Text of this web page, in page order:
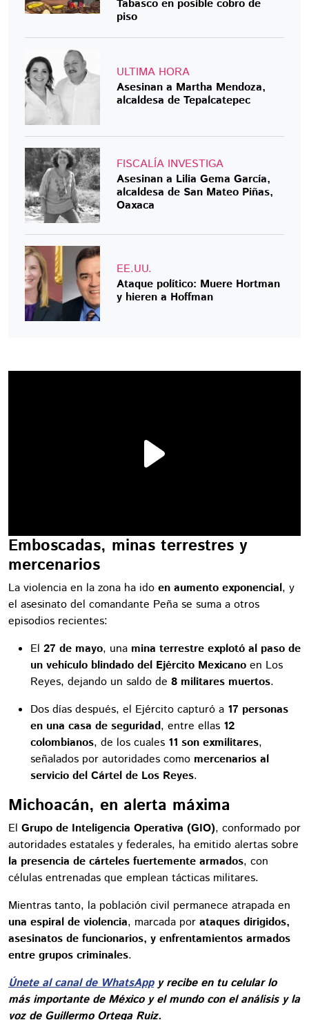
Tabasco en posible cobro de
piso
ULTIMA HORA
Asesinan a Martha Mendoza,
alcaldesa de Tepalcatepec
FISCALÍA INVESTIGA
Asesinan a Lilia Gema García,
alcaldesa de San Mateo Piñas,
Oaxaca
EE.UU.
Ataque político: Muere Hortman
y hieren a Hoffman
Emboscadas, minas terrestres y
mercenarios
La violencia en la zona ha ido en aumento exponencial, y
el asesinato del comandante Peña se suma a otros
episodios recientes:
El 27 de mayo, una mina terrestre explotó al paso de
un vehículo blindado del Ejército Mexicano en Los
Reyes, dejando un saldo de 8 militares muertos.
Dos días después, el Ejército capturó a 17 personas
en una casa de seguridad, entre ellas 12
colombianos, de los cuales 11 son exmilitares,
señalados por autoridades como mercenarios al
servicio del Cártel de Los Reyes.
Michoacán, en alerta máxima
El Grupo de Inteligencia Operativa (GIO), conformado por
autoridades estatales y federales, ha emitido alertas sobre
la presencia de cárteles fuertemente armados, con
células entrenadas que emplean tácticas militares.
Mientras tanto, la población civil permanece atrapada en
una espiral de violencia, marcada por ataques dirigidos,
asesinatos de funcionarios, y enfrentamientos armados
entre grupos criminales.
Únete al canal de WhatsAppy recibe en tu celular lo
más importante de México y el mundo con el análisis y la
voz de Guillermo Ortega Ruiz.